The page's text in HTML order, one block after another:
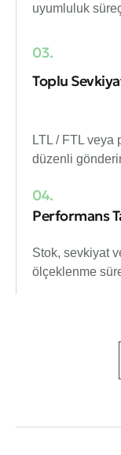
uyumluluk
03.
Toplu
LTL / FTL veya
düzenli
04.
Performans
Stok, sevkiyat
ölçeklenme